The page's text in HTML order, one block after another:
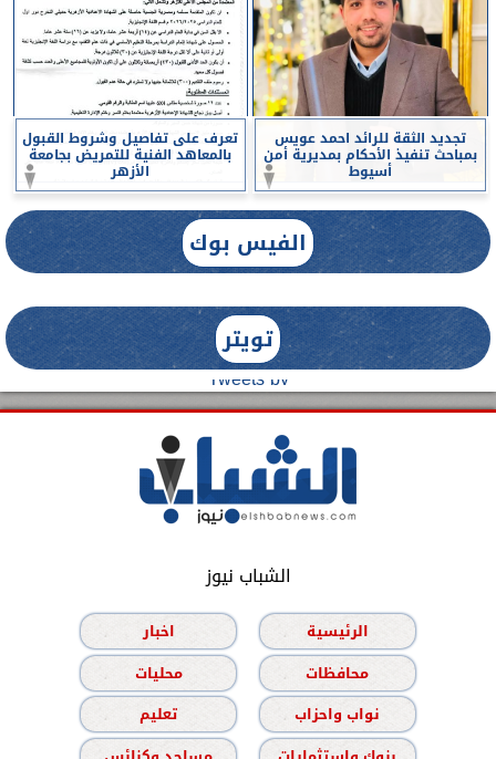
تجديد الثقة للرائد احمد عويس
بمباحث تنفيذ الأحكام بمديرية أمن
أسيوط
تعرف على تفاصيل وشروط القبول
بالمعاهد الفنية للتمريض بجامعة
الأزهر
الفيس بوك
تويتر
Tweets by
الشباب نيوز
الرئيسية
اخبار
محافظات
محليات
نواب واحزاب
تعليم